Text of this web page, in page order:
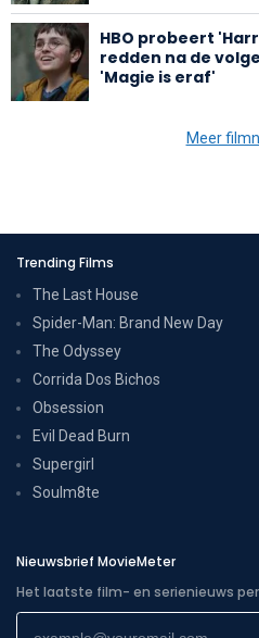
HBO probeert
redden na de
'Magie is eraf'
Meer
Trending Films
The Last House
Spider-Man: Brand New Day
The Odyssey
Corrida Dos Bichos
Obsession
Evil Dead Burn
Supergirl
Soulm8te
Nieuwsbrief MovieMeter
Het laatste film- en serienieuws